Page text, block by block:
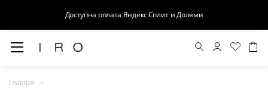
Доступна оплата Яндекс.Сплит и Долями
Главная